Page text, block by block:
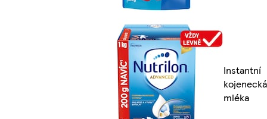
Instantní
kojenecká
mléka